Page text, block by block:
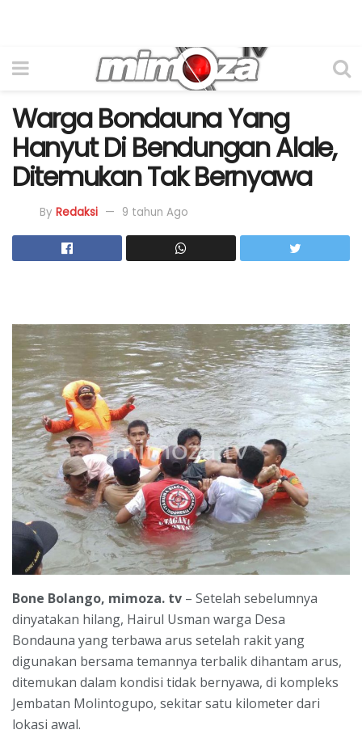
Warga Bondauna Yang
Hanyut Di Bendungan Alale,
Ditemukan Tak Bernyawa
By Redaksi 9 tahun Ago
Bone Bolango, mimoza. tv – Setelah sebelumnya
dinyatakan hilang, Hairul Usman warga Desa
Bondauna yang terbawa arus setelah rakit yang
digunakan bersama temannya terbalik dihantam arus,
ditemukan dalam kondisi tidak bernyawa, di kompleks
Jembatan Molintogupo, sekitar satu kilometer dari
lokasi awal.